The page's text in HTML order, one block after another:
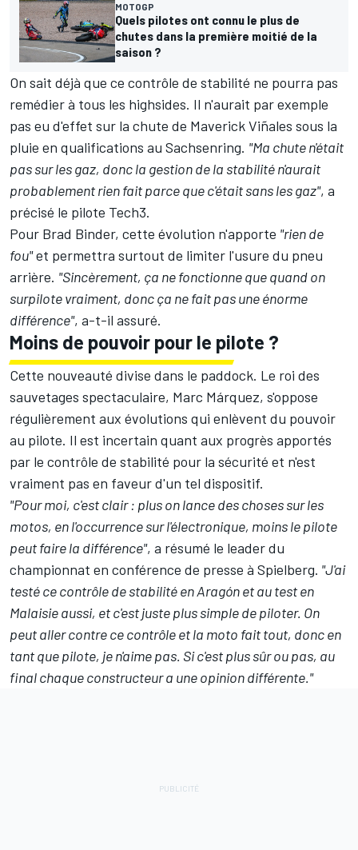
MOTOGP
Quels pilotes ont connu le plus de
chutes dans la première moitié de la
saison ?
On sait déjà que ce contrôle de stabilité ne pourra pas
remédier à tous les highsides. Il n'aurait par exemple
pas eu d'effet sur la chute de Maverick Viñales sous la
pluie en qualifications au Sachsenring. "Ma chute n'était
pas sur les gaz, donc la gestion de la stabilité n'aurait
probablement rien fait parce que c'était sans les gaz", a
précisé le pilote Tech3.
Pour Brad Binder, cette évolution n'apporte "rien de
fou"et permettra surtout de limiter l'usure du pneu
arrière. "Sincèrement, ça ne fonctionne que quand on
surpilote vraiment, donc ça ne fait pas une énorme
différence", a-t-il assuré.
Moins de pouvoir pour le pilote ?
Cette nouveauté divise dans le paddock. Le roi des
sauvetages spectaculaire, Marc Márquez, s'oppose
régulièrement aux évolutions qui enlèvent du pouvoir
au pilote. Il est incertain quant aux progrès apportés
par le contrôle de stabilité pour la sécurité et n'est
vraiment pas en faveur d'un tel dispositif.
"Pour moi, c'est clair : plus on lance des choses sur les
motos, en l'occurrence sur l'électronique, moins le pilote
peut faire la différence", a résumé le leader du
championnat en conférence de presse à Spielberg. "J'ai
testé ce contrôle de stabilité en Aragón et au test en
Malaisie aussi, et c'est juste plus simple de piloter. On
peut aller contre ce contrôle et la moto fait tout, donc en
tant que pilote, je n'aime pas. Si c'est plus sûr ou pas, au
final chaque constructeur a une opinion différente."